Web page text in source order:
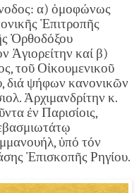
α) ὁμοφώνως
Ἐπιτροπῆς
Ὀρθοδόξου
Ἁγιορείτην καί β)
τοῦ Οἰκουμενικοῦ
διά ψήφων κανονικῶν
Ἀρχιμανδρίτην κ.
ἐν Παρισίοις,
ὑπό τόν
Ἐπισκοπῆς Ρηγίου.